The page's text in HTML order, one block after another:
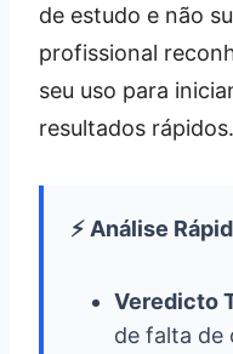
de estudo e não
profissional
seu uso para
resultados rápidos.
⚡ Análise
Veredicto
de falta de